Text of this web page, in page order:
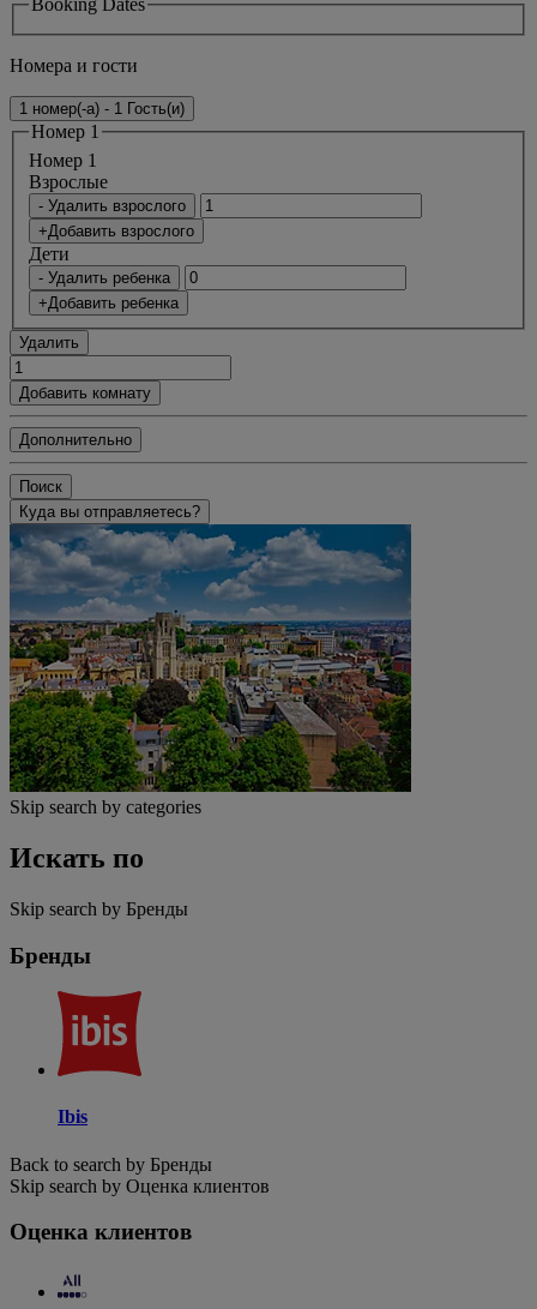
Номера и гости
1 номер(-а) - 1 Гость(и)
Номер 1
Номер 1
Bзрослые
- Удалить взрослого
+Добавить взрослого
Дети
- Удалить ребенка
+Добавить ребенка
Удалить
Добавить комнату
Дополнительно
Поиск
Куда вы отправляетесь?
Skip search by categories
Искать по
Skip search by Бренды
Бренды
Ibis
Back to search by Бренды
Skip search by Оценка клиентов
Оценка клиентов